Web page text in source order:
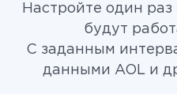
Настройте один
будут
С заданным
данными AOL и